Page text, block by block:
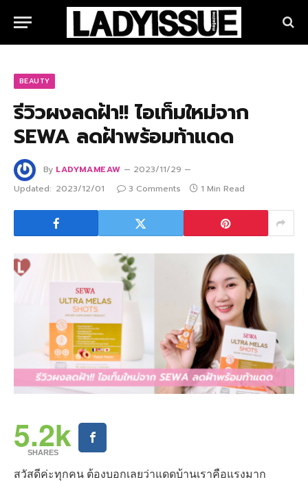
BEAUTY
รีวิวผงลดฝ้า!! ไอเท็มใหม่จาก
SEWA ลดฝ้าพร้อมท้าแดด
By LADYMAMEAW
2023/11/29
Updated: 2023/12/01 3 Comments 1 Min Read
5.2k
SHARES
สวัสดีค่ะทุกคน ต้องบอกเลยว่าแดดบ้านเราคือแรงมาก